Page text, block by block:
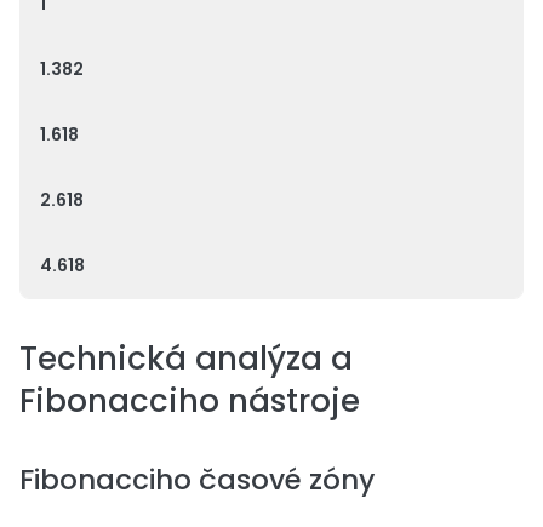
1.382
1.618
2.618
4.618
Technická analýza a
Fibonacciho nástroje
Fibonacciho časové zóny